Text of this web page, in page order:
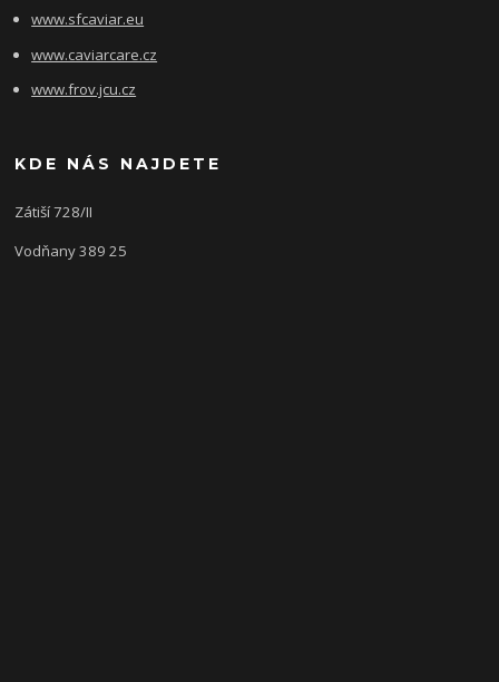
www.sfcaviar.eu
www.caviarcare.cz
www.frov.jcu.cz
KDE NÁS NAJDETE
Zátiší 728/II
Vodňany 389 25